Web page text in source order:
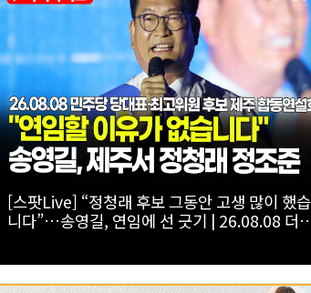
[스팟Live] ‘1211표 차’ 초접전, 승부 가를 제주
표심은?...제3차 정기전국당원대회 후보자 제주